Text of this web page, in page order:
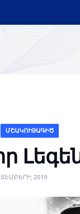
ՄՇԱԿՈՒԹԱԳԻԾ
2019